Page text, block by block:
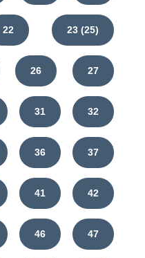
22 23 (25)
26 27
31 32
36 37
41 42
46 47